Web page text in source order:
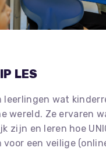
LES
leerlingen wat
wereld. Ze ervaren
zijn en leren hoe
een veilige